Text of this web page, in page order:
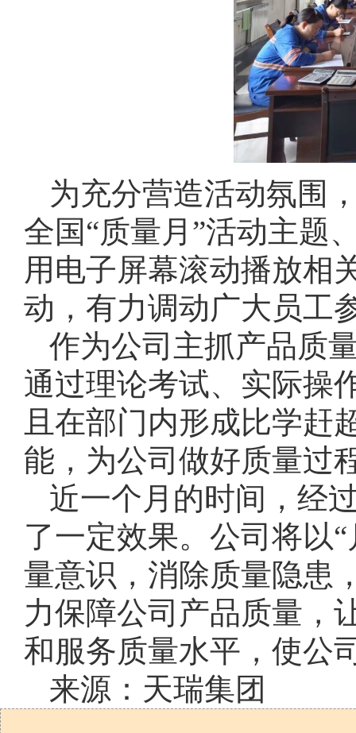
为充分营造活动氛围
全国“质量月”活动主题
用电子屏幕滚动播放相
动，有力调动广大员工
作为公司主抓产品质
通过理论考试、实际操
且在部门内形成比学赶
能，为公司做好质量
近一个月的时间，经
了一定效果。公司将以
量意识，消除质量隐患
力保障公司产品质量，
和服务质量水平，使公
来源：天瑞集团